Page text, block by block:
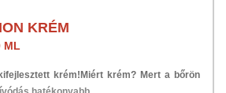
KRÉM
ML
krém! Miért krém? Mert a bőrön